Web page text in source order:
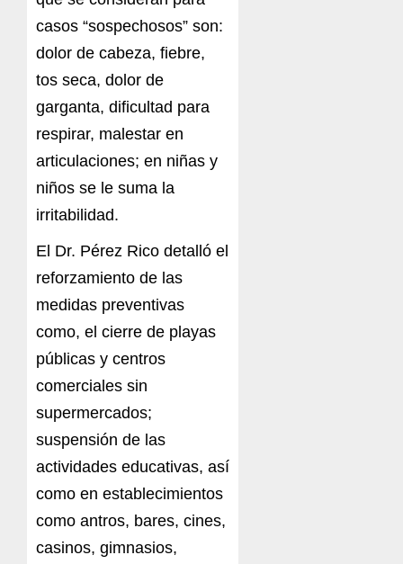
casos “sospechosos” son:
dolor de cabeza, fiebre,
tos seca, dolor de
garganta, dificultad para
respirar, malestar en
articulaciones; en niñas y
niños se le suma la
irritabilidad.
El Dr. Pérez Rico detalló el
reforzamiento de las
medidas preventivas
como, el cierre de playas
públicas y centros
comerciales sin
supermercados;
suspensión de las
actividades educativas, así
como en establecimientos
como antros, bares, cines,
casinos, gimnasios,